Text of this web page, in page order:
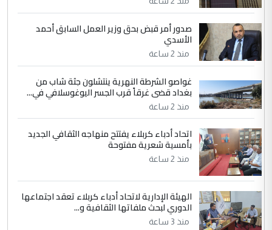
نتشرف بلقاء السيد احمد الصافي في العتبات
الحسنية لزرع ...
الموضوع :مكتب السيد احمد الصافي : لا يوجود
لدينا اي حساب على الفيس بوك وتويتر
صدور أمر قبض بحق وزير العمل السابق أحمد
الأسدي
منذ 2 ساعة
غواصو الشرطة النهرية ينتشلون جثة شاب من
بغداد قضى غرقاً قرب الجسر اليوغوسلافي في...
منذ 2 ساعة
اتحاد أدباء كربلاء يفتتح منهاجه الثقافي الجديد
بأمسية شعرية مفتوحة
منذ 2 ساعة
الهيئة الإدارية لاتحاد أدباء كربلاء تعقد اجتماعها
الدوري لبحث ملفاتها الثقافية و...
منذ 3 ساعة